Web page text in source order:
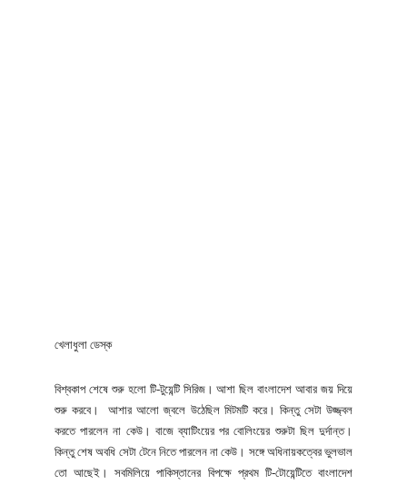
খেলাধুলা ডেস্ক
বিশ্বকাপ শেষে শুরু হলো টি-টুয়েন্টি সিরিজ। আশা ছিল বাংলাদেশ আবার জয় দিয়ে
শুরু করবে। আশার আলো জ্বলে উঠেছিল মিটমটি করে। কিন্তু সেটা উজ্জ্বল
করতে পারলেন না কেউ। বাজে ব্যাটিংয়ের পর বোলিংয়ের শুরুটা ছিল দুর্দান্ত।
কিন্তু শেষ অবধি সেটা টেনে নিতে পারলেন না কেউ। সঙ্গে অধিনায়কত্বের ভুলভাল
তো আছেই। সবমিলিয়ে পাকিস্তানের বিপক্ষে প্রথম টি-টোয়েন্টিতে বাংলাদেশ